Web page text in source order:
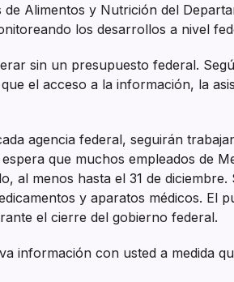
Alimentos y Nutrición del
los desarrollos a nivel
sin un presupuesto federal.
el acceso a la información, la
agencia federal, seguirán
que muchos empleados de
al menos hasta el 31 de
y aparatos médicos. El
el cierre del gobierno federal.
información con usted a medida